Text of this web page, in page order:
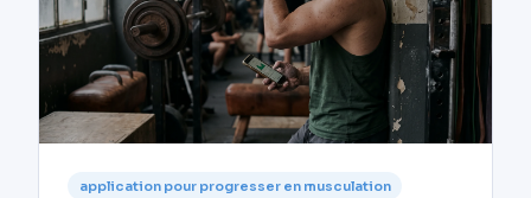
application pour progresser en musculation